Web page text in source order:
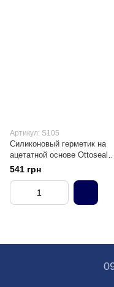
Артикул: S105
Силиконовый герметик на
ацетатной основе Ottoseal
S105 для сантехнических
541 грн